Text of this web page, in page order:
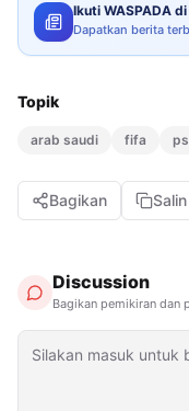
Ikuti WASPADA
Dapatkan berita
Topik
arab saudi fifa
Bagikan
Discussion
Bagikan pemikiran dan